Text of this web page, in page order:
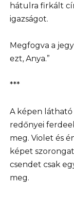
hátulra firkált
igazságot.
Megfogva a
ezt, Anya.”
***
A képen
redőnyei
meg. Violet és
képet
csendet csak
meg.